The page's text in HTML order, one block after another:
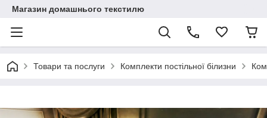
Магазин домашнього текстилю
Товари та послуги Комплекти постільної білизни